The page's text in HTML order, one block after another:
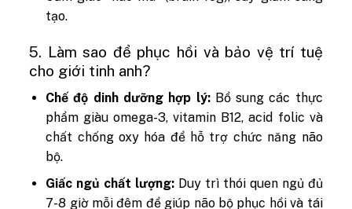
tạo.
5. Làm sao để phục hồi và bảo vệ trí tuệ
cho giới tinh anh?
Chế độ dinh dưỡng hợp lý:Bổ sung các thực
phẩm giàu omega-3, vitamin B12, acid folic và
chất chống oxy hóa để hỗ trợ chức năng não
bộ.
Giấc ngủ chất lượng: Duy trì thói quen ngủ đủ
7-8 giờ mỗi đêm để giúp não bộ phục hồi và tái